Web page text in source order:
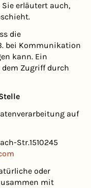
erläutert auch,
die
bei Kommunikation
kann. Ein
Zugriff durch
auf
Str.1510245
oder
mit